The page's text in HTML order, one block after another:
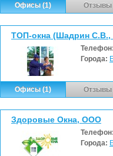
Офисы (1) Отзывы
ТОП-окна (Шадрин С.В.,
Города:
Офисы (1) Отзывы
Здоровые Окна, ООО
Города: